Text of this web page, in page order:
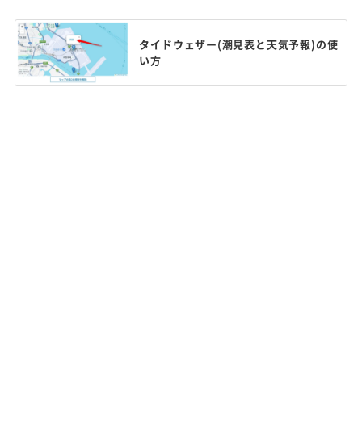
タイドウェザー(潮見表と天気予報)の使
い方